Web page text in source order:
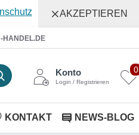
AKZEPTIEREN
HANDEL.DE
Konto
Login / Registrieren
0
KONTAKT NEWS-BLOG